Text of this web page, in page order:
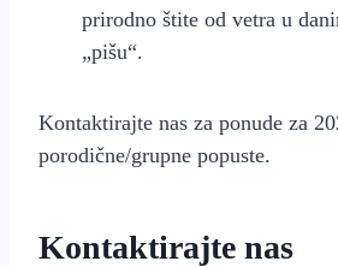
prirodno štite od vetra u
„pišu“.
Kontaktirajte nas za ponude za
porodične/grupne popuste.
Kontaktirajte nas